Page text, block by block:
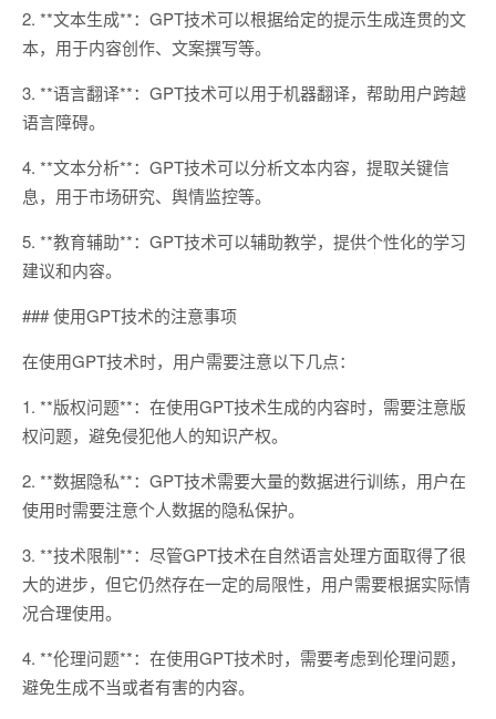
2. **文本生成**：GPT技术可以根据给定的提示生成连贯的文
本，用于内容创作、文案撰写等。
3. **语言翻译**：GPT技术可以用于机器翻译，帮助用户跨越
语言障碍。
4. **文本分析**：GPT技术可以分析文本内容，提取关键信
息，用于市场研究、舆情监控等。
5. **教育辅助**：GPT技术可以辅助教学，提供个性化的学习
建议和内容。
### 使用GPT技术的注意事项
在使用GPT技术时，用户需要注意以下几点：
1. **版权问题**：在使用GPT技术生成的内容时，需要注意版
权问题，避免侵犯他人的知识产权。
2. **数据隐私**：GPT技术需要大量的数据进行训练，用户在
使用时需要注意个人数据的隐私保护。
3. **技术限制**：尽管GPT技术在自然语言处理方面取得了很
大的进步，但它仍然存在一定的局限性，用户需要根据实际情
况合理使用。
4. **伦理问题**：在使用GPT技术时，需要考虑到伦理问题，
避免生成不当或者有害的内容。